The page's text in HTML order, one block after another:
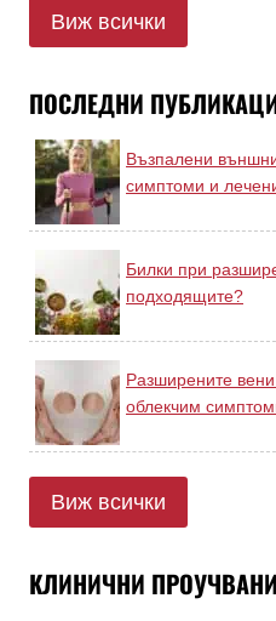
Виж всички
ПОСЛЕДНИ
Възпалени
симптоми и
Билки при
подходящите?
Разширените
облекчим
Виж всички
КЛИНИЧНИ